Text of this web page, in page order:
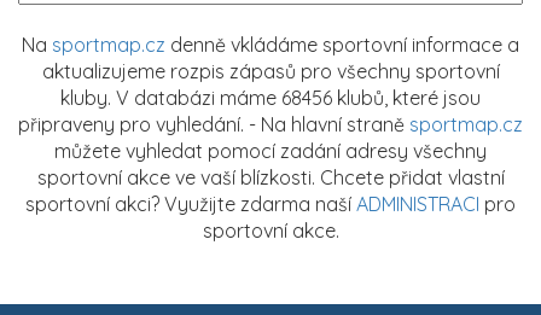
Na sportmap.cz denně vkládáme sportovní informace a
aktualizujeme rozpis zápasů pro všechny sportovní
kluby. V databázi máme 68456 klubů, které jsou
připraveny pro vyhledání. - Na hlavní straně sportmap.cz
můžete vyhledat pomocí zadání adresy všechny
sportovní akce ve vaší blízkosti. Chcete přidat vlastní
sportovní akci? Využijte zdarma naší ADMINISTRACI pro
sportovní akce.